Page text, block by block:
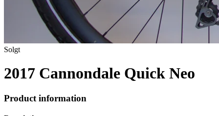
Solgt
2017 Cannondale Quick Neo
Product information